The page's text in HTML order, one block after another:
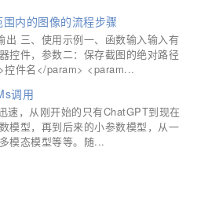
内的图像的流程步骤
出 三、使用示例一、函数输入输入有
控件，参数二：保存截图的绝对路径
件名</param> <param...
调用
速，从刚开始的只有ChatGPT到现在
模型，再到后来的小参数模型，从一
模态模型等等。随...